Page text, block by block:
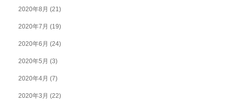
2020年8月 (21)
2020年7月 (19)
2020年6月 (24)
2020年5月 (3)
2020年4月 (7)
2020年3月 (22)